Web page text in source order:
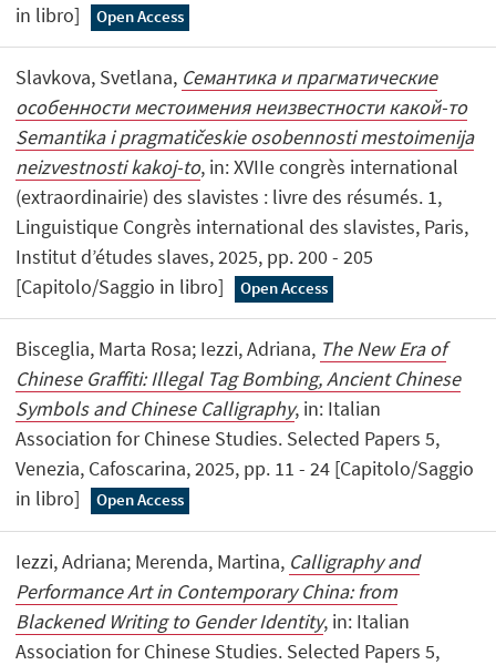
in libro]
Open Access
Slavkova, Svetlana, Семантика и прагматические
особенности местоимения неизвестности какой-то
Semantika i pragmatičeskie osobennosti mestoimenija
neizvestnosti kakoj-to, in: XVIIe congrès international
(extraordinairie) des slavistes : livre des résumés. 1,
Linguistique Congrès international des slavistes, Paris,
Institut d’études slaves, 2025, pp. 200 - 205
[Capitolo/Saggio in libro]
Open Access
Bisceglia, Marta Rosa; Iezzi, Adriana, The New Era of
Chinese Graffiti: Illegal Tag Bombing, Ancient Chinese
Symbols and Chinese Calligraphy, in: Italian
Association for Chinese Studies. Selected Papers 5,
Venezia, Cafoscarina, 2025, pp. 11 - 24 [Capitolo/Saggio
in libro]
Open Access
Iezzi, Adriana; Merenda, Martina, Calligraphy and
Performance Art in Contemporary China: from
Blackened Writing to Gender Identity, in: Italian
Association for Chinese Studies. Selected Papers 5,